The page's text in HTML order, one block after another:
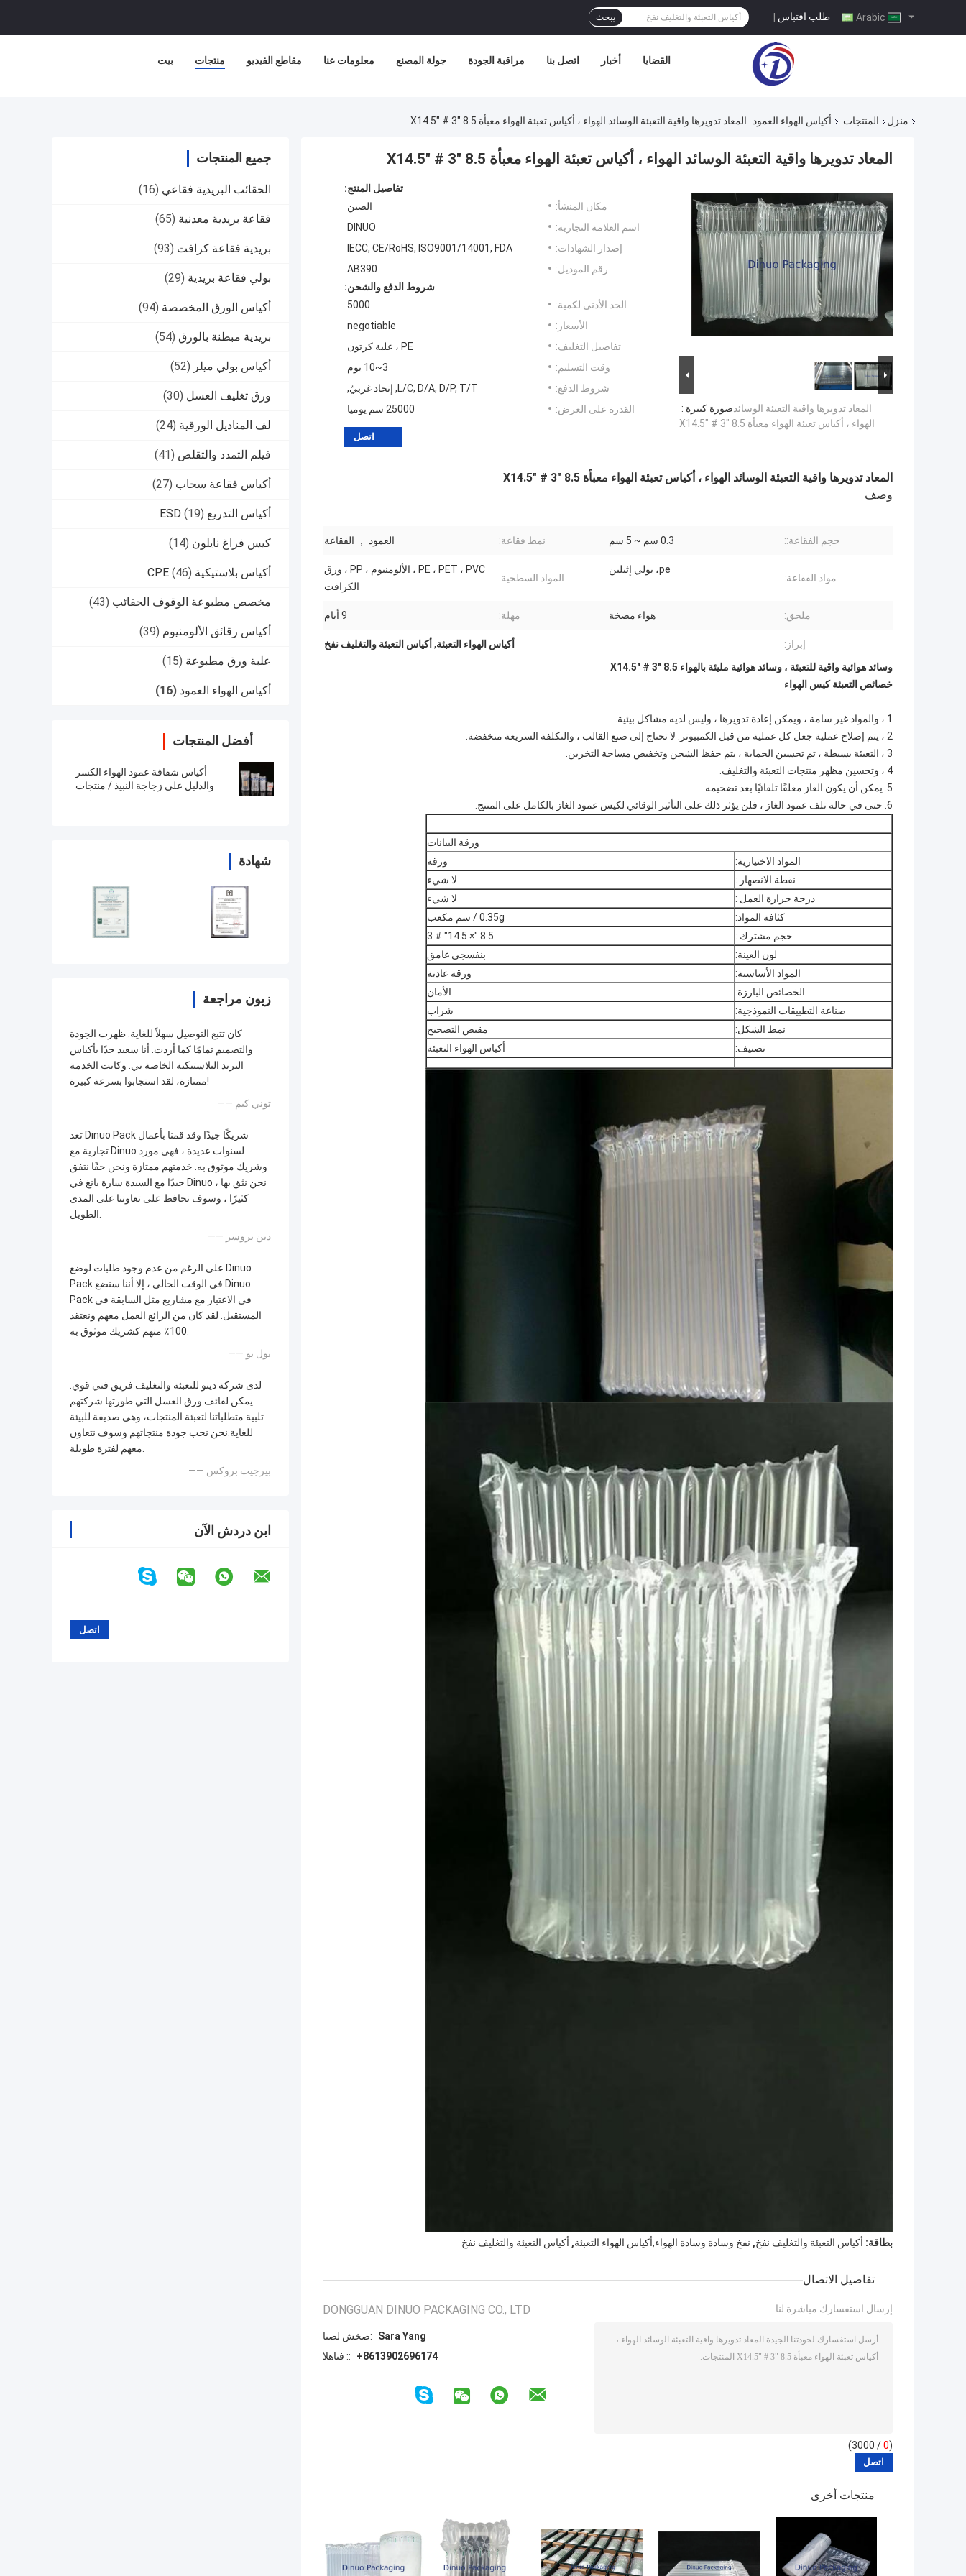
طلب اقتباس | يبحث
بيت منتجات مقاطع الفيديو معلومات عنا جولة المصنع مراقبة الجودة اتصل بنا أخبار القضايا
منزل المنتجات أكياس الهواء العمود المعاد تدويرها واقية التعبئة الوسائد الهواء ، أكياس تعبئة الهواء معبأة 8.5 "X14.5" # 3
جميع المنتجات
الحقائب البريدية فقاعي (16)
فقاعة بريدية معدنية (65)
بريدية فقاعة كرافت (93)
بولي فقاعة بريدية (29)
أكياس الورق المخصصة (94)
بريدية مبطنة بالورق (54)
أكياس بولي ميلر (52)
ورق تغليف العسل (30)
لف المناديل الورقية (24)
فيلم التمدد والتقلص (41)
أكياس فقاعة سحاب (27)
أكياس التدريع ESD (19)
كيس فراغ نايلون (14)
أكياس بلاستيكية CPE (46)
مخصص مطبوعة الوقوف الحقائب (43)
أكياس رقائق الألومنيوم (39)
علبة ورق مطبوعة (15)
أكياس الهواء العمود (16)
أفضل المنتجات
أكياس شفافة عمود الهواء الكسر
والدليل على زجاجة النبيذ / منتجات
شهادة
زبون مراجعة
كان تتبع التوصيل سهلاً للغاية. ظهرت الجودة
والتصميم تمامًا كما أردت. أنا سعيد جدًا بأكياس
البريد البلاستيكية الخاصة بي. وكانت الخدمة
ممتازة، لقد استجابوا بسرعة كبيرة!
—— توني كيم
تعد Dinuo Pack شريكًا جيدًا وقد قمنا بأعمال
تجارية مع Dinuo لسنوات عديدة ، فهي مورد
وشريك موثوق به. خدمتهم ممتازة ونحن حقًا نتفق
جيدًا مع السيدة سارة يانغ في Dinuo ، نحن نثق بها
كثيرًا ، وسوف نحافظ على تعاوننا على المدى
الطويل.
—— دين بروسر
على الرغم من عدم وجود طلبات لوضع Dinuo
Pack في الوقت الحالي ، إلا أننا سنضع Dinuo
Pack في الاعتبار مع مشاريع مثل السابقة في
المستقبل. لقد كان من الرائع العمل معهم ونعتقد
100٪ منهم كشريك موثوق به.
—— بول يو
لدى شركة دينو للتعبئة والتغليف فريق فني قوي.
يمكن لفائف ورق العسل التي طورتها شركتهم
تلبية متطلباتنا لتعبئة المنتجات، وهي صديقة للبيئة
للغاية.نحن نحب جودة منتجاتهم وسوف نتعاون
معهم لفترة طويلة.
—— بيرجيت بروكس
ابن دردش الآن
المعاد تدويرها واقية التعبئة الوسائد الهواء ، أكياس تعبئة الهواء معبأة 8.5 "X14.5" # 3
صورة كبيرة :المعاد تدويرها واقية التعبئة الوسائد
الهواء ، أكياس تعبئة الهواء معبأة 8.5 "X14.5" # 3
تفاصيل المنتج:
مكان المنشأ:
الصين
اسم العلامة التجارية:
DINUO
إصدار الشهادات:
IECC, CE/RoHS, ISO9001/14001, FDA
رقم الموديل:
AB390
شروط الدفع والشحن:
الحد الأدنى لكمية:
5000
الأسعار:
negotiable
تفاصيل التغليف:
PE ، علبة كرتون
وقت التسليم:
3~10 يوم
شروط الدفع:
L/C, D/A, D/P, T/T, إتحاد غربيّ,
القدرة على العرض:
25000 سم يوميا
اتصل
المعاد تدويرها واقية التعبئة الوسائد الهواء ، أكياس تعبئة الهواء معبأة 8.5 "X14.5" # 3
وصف
حجم الفقاعة:: 0.3 سم ~ 5 سم نمط فقاعة: العمود ， الفقاعة
مواد الفقاعة:
pe، بولي إثيلين
المواد السطحية:
PE ، PET ، PVC ، الألومنيوم ، PP ، ورق
الكرافت
ملحق: هواء مضخة مهلة: 9 أيام
إبراز: أكياس الهواء التعبئة, أكياس التعبئة والتغليف نفخ
وسائد هوائية واقية للتعبئة ، وسائد هوائية مليئة بالهواء 8.5 "X14.5" # 3
خصائص التعبئة كيس الهواء
1 ، والمواد غير سامة ، ويمكن إعادة تدويرها ، وليس لديه مشاكل بيئية.
2 ، يتم إصلاح عملية جعل كل عملية من قبل الكمبيوتر.
لا تحتاج إلى صنع القالب ، والتكلفة السريعة منخفضة.
3 ، التعبئة بسيطة ، تم تحسين الحماية ، يتم حفظ الشحن وتخفيض مساحة التخزين.
4 ، وتحسين مظهر منتجات التعبئة والتغليف.
5. يمكن أن يكون الغاز مغلقًا تلقائيًا بعد تضخيمه.
6. حتى في حالة تلف عمود الغاز ، فلن يؤثر ذلك على التأثير الوقائي لكيس عمود الغاز بالكامل على المنتج.
ورقة البيانات
المواد الاختيارية:
ورقة
نقطة الانصهار :
لا شيء
درجة حرارة العمل :
لا شيء
كثافة المواد:
0.35g / سم مكعب
حجم مشترك :
8.5 "× 14.5" # 3
لون العينة:
بنفسجي غامق
المواد الأساسية:
ورقة عادية
الخصائص البارزة:
الأمان
صناعة التطبيقات النموذجية:
شراب
نمط الشكل:
مقبض التصحيح
تصنيف:
أكياس الهواء التعبئة
بطاقة: أكياس التعبئة والتغليف نفخ, نفخ وسادة وسادة الهواء,أكياس الهواء التعبئة, أكياس التعبئة والتغليف نفخ
تفاصيل الاتصال
DONGGUAN DINUO PACKAGING CO., LTD
اتصل شخص:
Sara Yang
الهاتف ::
+8613902696174
إرسال استفسارك مباشرة لنا
(
0
/ 3000)
منتجات أخرى